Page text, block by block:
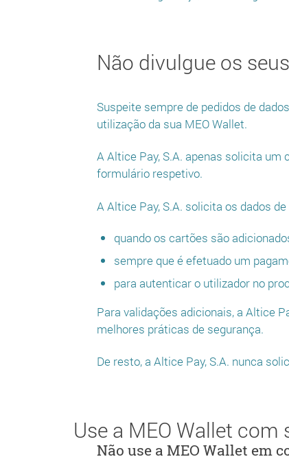
Não divulgue os
Suspeite sempre de pedidos de
utilização da sua MEO Wallet.
A Altice Pay, S.A. apenas solicita
formulário respetivo.
A Altice Pay, S.A. solicita os dados
quando os cartões são
sempre que é efetuado um
para autenticar o utilizador no
Para validações adicionais, a Altice
melhores práticas de segurança.
De resto, a Altice Pay, S.A. nunca
Use a MEO Wallet
Não use a MEO Wallet em